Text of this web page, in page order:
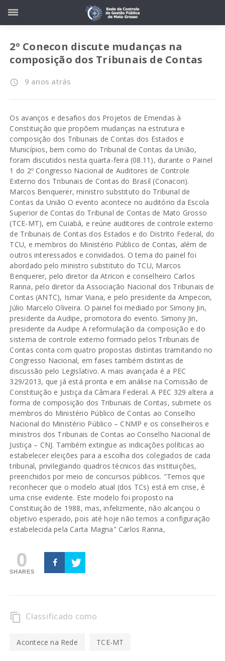
2º Conecon discute mudanças na
composição dos Tribunais de Contas
access_time 9 anos atrás
Os avanços e desafios dos Projetos de Emendas à
Constituição que propõem mudanças na estrutura e
composição dos Tribunais de Contas dos Estados e
Municípios, bem como do Tribunal de Contas da União,
foram discutidos nesta quarta-feira (08.11), durante o Painel
1 do 2º Congresso Nacional de Auditores de Controle
Externo dos Tribunais de Contas do Brasil (Conacon).
Marcos Benquerer, ministro substituto do Tribunal de
Contas da União O evento acontece no auditório da Escola
Superior de Contas do Tribunal de Contas de Mato Grosso
(TCE-MT), em Cuiabá, e reúne auditores de controle externo
de Tribunais de Contas dos Estados e do Distrito Federal, do
TCU, e membros do Ministério Público de Contas, além de
outros interessados e convidados. O tema do painel foi
abordado pelo ministro substituto do TCU, Marcos
Benquerer, pelo diretor da Atricon e conselheiro Carlos
Ranna, pelo diretor da Associação Nacional dos Tribunais de
Contas (ANTC), Ismar Viana, e pelo presidente da Ampecon,
Júlio Marcelo Oliveira. O painel foi mediado por Simony Jin,
presidente da Audipe, promotora do evento. Simony Jin,
presidente da Audipe A reformulação da composição e do
sistema de controle externo formado pelos Tribunais de
Contas conta com quatro propostas distintas tramitando no
Congresso Nacional, em fases também distintas de
discussão pelo Legislativo. A mais avançada é a PEC
329/2013, que já está pronta e em análise na Comissão de
Constituição e Justiça da Câmara Federal. A PEC 329 altera a
forma de composição dos Tribunais de Contas, submete os
membros do Ministério Público de Contas ao Conselho
Nacional do Ministério Público – CNMP e os conselheiros e
ministros dos Tribunais de Contas ao Conselho Nacional de
Justiça – CNJ. Também extingue as indicações políticas ao
estabelecer eleições para a escolha dos colegiados de cada
tribunal, privilegiando quadros técnicos das instituições,
preenchidos por meio de concursos públicos. "Temos que
reconhecer que o modelo atual (dos TCs) está em crise, é
uma crise evidente. Este modelo foi proposto na
Constituição de 1988, mas, infelizmente, não alcançou o
objetivo esperado, pois até hoje não temos a configuração
estabelecida pela Carta Magna" Carlos Ranna,
0
SHARES
content_copy Classificado como
Acontece na Rede TCE-MT